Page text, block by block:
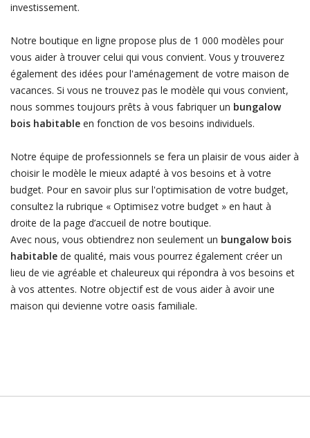
investissement.
Notre boutique en ligne propose plus de 1 000 modèles pour
vous aider à trouver celui qui vous convient. Vous y trouverez
également des idées pour l'aménagement de votre maison de
vacances. Si vous ne trouvez pas le modèle qui vous convient,
nous sommes toujours prêts à vous fabriquer un bungalow
bois habitableen fonction de vos besoins individuels.
Notre équipe de professionnels se fera un plaisir de vous aider à
choisir le modèle le mieux adapté à vos besoins et à votre
budget. Pour en savoir plus sur l'optimisation de votre budget,
consultez la rubrique « Optimisez votre budget » en haut à
droite de la page d’accueil de notre boutique.
Avec nous, vous obtiendrez non seulement un bungalow bois
habitablede qualité, mais vous pourrez également créer un
lieu de vie agréable et chaleureux qui répondra à vos besoins et
à vos attentes. Notre objectif est de vous aider à avoir une
maison qui devienne votre oasis familiale.